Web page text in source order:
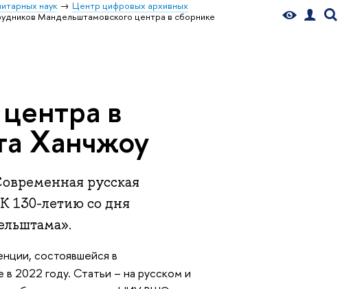
наук
Центр цифровых архивных
Мандельштамовского центра в сборнике
в
Ханчжоу
русская
130-летию со дня
состоявшейся в
2022 году. Статьи – на русском и